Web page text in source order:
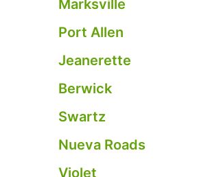
Marksville
Port Allen
Jeanerette
Berwick
Swartz
Nueva Roads
Violet